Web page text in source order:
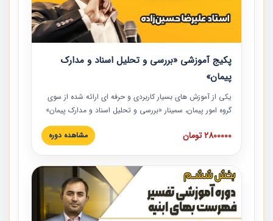
پکیج آموزشی «بررسی و تحلیل اسناد و مدارک
پیمان»
یکی از آموزش‏‏‏‏‏‏ های بسیار کاربردی و حرفه‏ ای ارائه شده از سوی
گروه امور پیمان، سمینار «بررسی و تحلیل اسناد و مدارک پیمان»
است که در دانشگاه صنعتی شریف ارائه شد. در این آموزش
نکات کلیدی مربوط به اسناد و مدارک پیمان، اولویت بندی اسناد
پیمان به همراه تجربیات عملی در این خصوص ارائه شده است.
2800000 تومان مشاهده دوره